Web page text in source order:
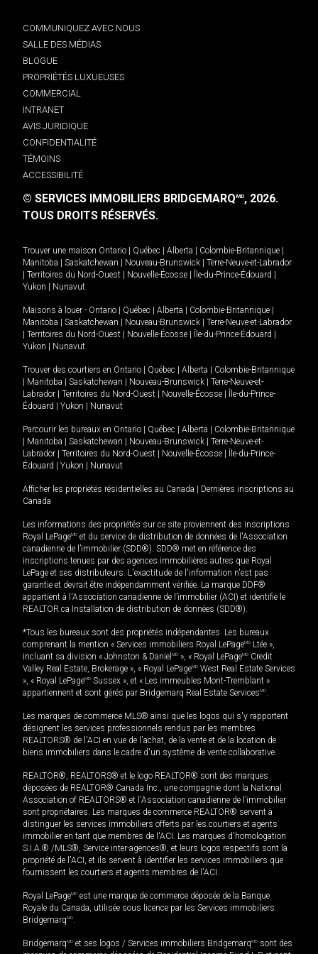
COMMUNIQUEZ AVEC NOUS
SALLE DES MÉDIAS
BLOGUE
PROPRIÉTÉS LUXUEUSES
COMMERCIAL
INTRANET
AVIS JURIDIQUE
CONFIDENTIALITÉ
TÉMOINS
ACCESSIBILITÉ
© SERVICES IMMOBILIERS BRIDGEMARQMD, 2026.
TOUS DROITS RÉSERVÉS.
Trouver une maison Ontario Québec Alberta Colombie-Britannique
Manitoba
Saskatchewan Nouveau-Brunswick
Terre-Neuve-et-Labrador
Territoires du Nord-Ouest Nouvelle-Écosse Île-du-Prince-Édouard
Yukon
Nunavut.
Maisons à louer - Ontario Québec Alberta Colombie-Britannique
Manitoba
Saskatchewan Nouveau-Brunswick
Terre-Neuve-et-Labrador
Territoires du Nord-Ouest Nouvelle-Écosse Île-du-Prince-Édouard
Yukon
Nunavut.
Trouver des courtiers en Ontario Québec Alberta
Colombie-Britannique
Manitoba Saskatchewan Nouveau-Brunswick
Terre-Neuve-et-
Labrador
Territoires du Nord-Ouest Nouvelle-Écosse
Île-du-Prince-
Édouard
Yukon Nunavut
Parcourir les bureaux en Ontario Québec Alberta
Colombie-Britannique
Manitoba Saskatchewan Nouveau-Brunswick
Terre-Neuve-et-
Labrador
Territoires du Nord-Ouest Nouvelle-Écosse
Île-du-Prince-
Édouard
Yukon Nunavut
Afficher les propriétés résidentielles au Canada
Dernières inscriptions au
Canada
Les informations des propriétés sur ce site proviennent des inscriptions
Royal LePageMD et du service de distribution de données de l'Association
canadienne de l’immobilier (SDD®). SDD® met en référence des
inscriptions tenues par des agences immobilières autres que Royal
LePage et ses distributeurs. L'exactitude de l'information n'est pas
garantie et devrait être indépendamment vérifiée. La marque DDF®
appartient à l'Association canadienne de l’immobilier (ACI) et identifie le
REALTOR.ca Installation de distribution de données (SDD®).
*Tous les bureaux sont des propriétés indépendantes. Les bureaux
comprenant la mention « Services immobiliers Royal LePageMD Ltée »,
incluant sa division « Johnston & Daniel MD », « Royal LePageMD Credit
Valley Real Estate, Brokerage », « Royal LePageMD West Real Estate Services
», « Royal LePageMD Sussex », et « Les immeubles Mont-Tremblant »
appartiennent et sont gérés par Bridgemarq Real Estate ServicesMD.
Les marques de commerce MLS® ainsi que les logos qui s'y rapportent
désignent les services professionnels rendus par les membres
REALTORS® de l'ACI en vue de l'achat, de la vente et de la location de
biens immobiliers dans le cadre d'un système de vente collaborative.
REALTOR®, REALTORS® et le logo REALTOR® sont des marques
déposées de REALTOR® Canada Inc., une compagnie dont la National
Association of REALTORS® et l'Association canadienne de l’immobilier
sont propriétaires. Les marques de commerce REALTOR® servent à
distinguer les services immobiliers offerts par les courtiers et agents
immobilier en tant que membres de l'ACI. Les marques d'homologation
S.I.A.® /MLS®, Service inter-agences®, et leurs logos respectifs sont la
propriété de l'ACI, et ils servent à identifier les services immobiliers que
fournissent les courtiers et agents membres de l'ACI.
Royal LePageMD est une marque de commerce déposée de la Banque
Royale du Canada, utilisée sous licence par les Services immobiliers
BridgemarqMD.
BridgemarqMD et ses logos / Services immobiliers BridgemarqMD sont des